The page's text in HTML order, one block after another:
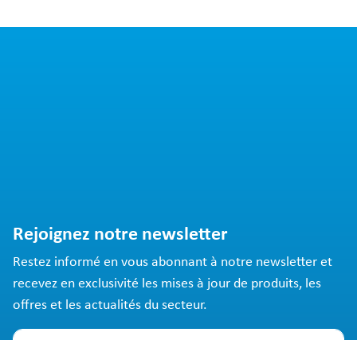
Rejoignez notre newsletter
Restez informé en vous abonnant à notre newsletter et
recevez en exclusivité les mises à jour de produits, les
offres et les actualités du secteur.